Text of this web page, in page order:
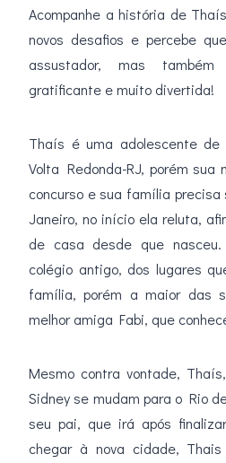
Acompanhe a história de
novos desafios e percebe
assustador, mas
gratificante e muito divertida!
Thaís é uma adolescente
Volta Redonda-RJ, porém sua
concurso e sua família
Janeiro, no início ela reluta,
de casa desde que
colégio antigo, dos lugares
família, porém a maior das
melhor amiga Fabi, que
Mesmo contra vontade,
Sidney se mudam para o Rio
seu pai, que irá após
chegar à nova cidade,